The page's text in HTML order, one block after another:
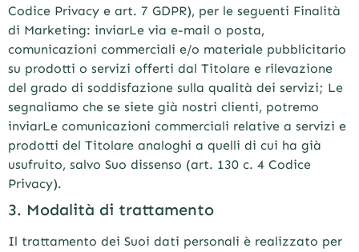
Codice Privacy e art. 7 GDPR), per le seguenti Finalità
di Marketing: inviarLe via e-mail o posta,
comunicazioni commerciali e/o materiale pubblicitario
su prodotti o servizi offerti dal Titolare e rilevazione
del grado di soddisfazione sulla qualità dei servizi; Le
segnaliamo che se siete già nostri clienti, potremo
inviarLe comunicazioni commerciali relative a servizi e
prodotti del Titolare analoghi a quelli di cui ha già
usufruito, salvo Suo dissenso (art. 130 c. 4 Codice
Privacy).
3. Modalità di trattamento
Il trattamento dei Suoi dati personali è realizzato per